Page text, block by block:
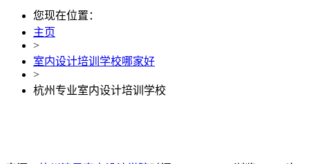
您现在位置：
主页
>
室内设计培训学校哪家好
>
杭州专业室内设计培训学校